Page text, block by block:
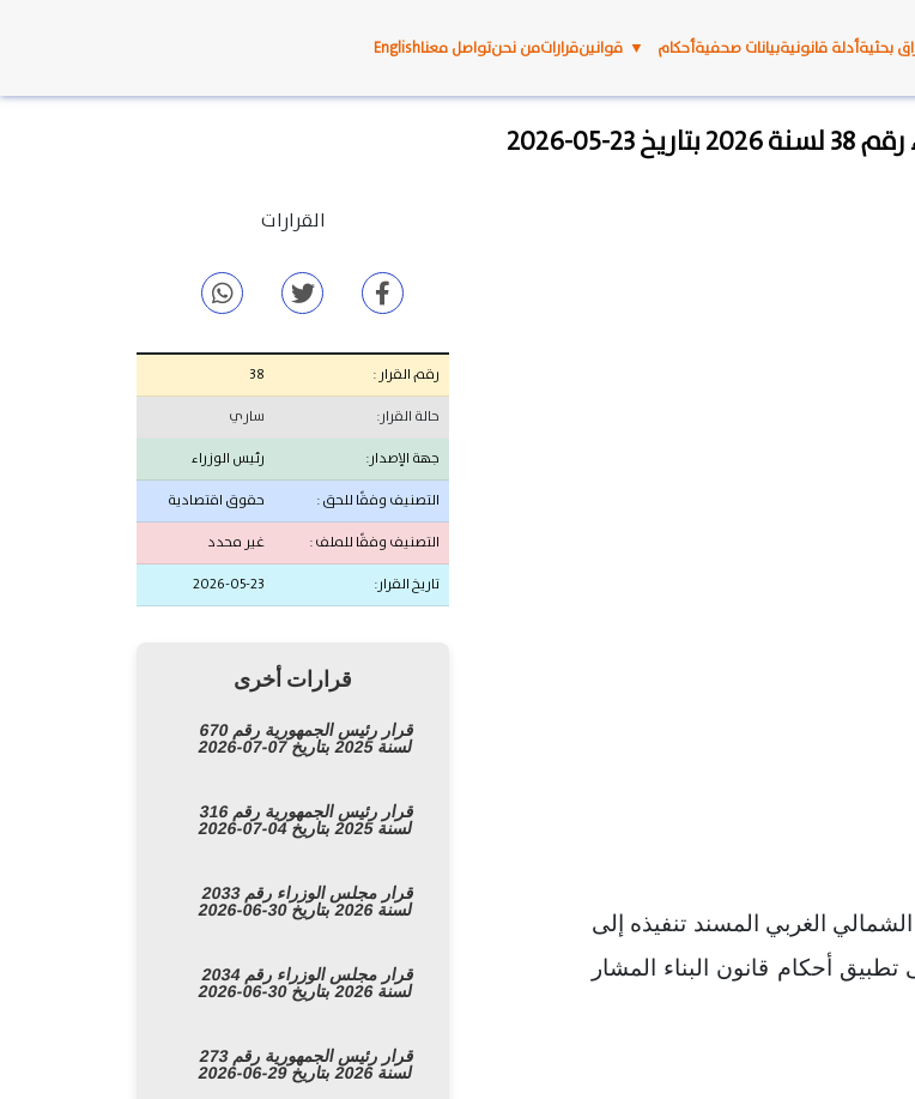
بحثيةأدلة قانونيةبيانات صحفيةأحكام ▼ قوانينقراراتمن نحنتواصل معناEnglish
23-05-2026
الغربي المسند تنفيذه إلى
أحكام قانون البناء المشار
القرارات
رقم القرار :
38
حالة القرار:
ساري
جهة الإصدار:
رئيس الوزراء
التصنيف وفقًا للحق :
حقوق اقتصادية
التصنيف وفقًا للملف :
غير محدد
تاريخ القرار:
2026-05-23
قرارات أخرى
قرار رئيس الجمهورية رقم 670
لسنة 2025 بتاريخ 07-07-2026
قرار رئيس الجمهورية رقم 316
لسنة 2025 بتاريخ 04-07-2026
قرار مجلس الوزراء رقم 2033
لسنة 2026 بتاريخ 30-06-2026
قرار مجلس الوزراء رقم 2034
لسنة 2026 بتاريخ 30-06-2026
قرار رئيس الجمهورية رقم 273
لسنة 2026 بتاريخ 29-06-2026